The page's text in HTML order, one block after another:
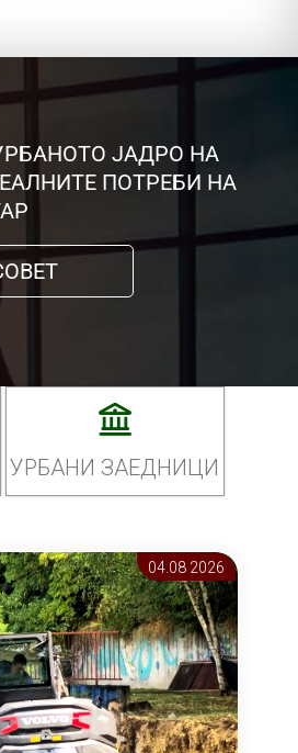
ЈАДРО НА
ПОТРЕБИ НА
УРБАНИ ЗАЕДНИЦИ
04.08 2026